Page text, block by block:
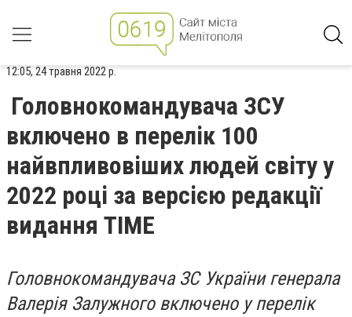
12:05, 24 травня 2022 р.
Головнокомандувача ЗСУ
включено в перелік 100
найвпливовіших людей світу у
2022 році за версією редакції
видання TIME
Головнокомандувача ЗС України генерала
Валерія Залужного включено у перелік